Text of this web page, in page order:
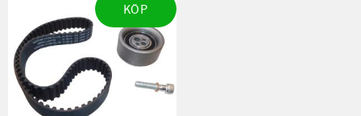
KÖP